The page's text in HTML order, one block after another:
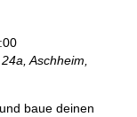
Aschheim,
baue deinen